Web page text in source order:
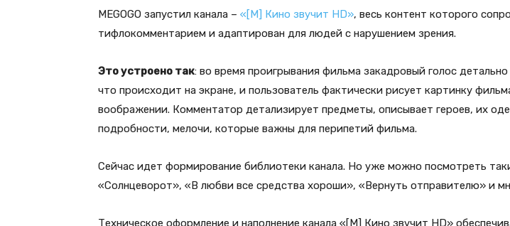
MEGOGO запустил канала – «[M] Кино звучит HD», весь контент которого
тифлокомментарием и адаптирован для людей с нарушением зрения.
Это устроено так: во время проигрывания фильма закадровый голос детально
что происходит на экране, и пользователь фактически рисует картинку
воображении. Комментатор детализирует предметы, описывает героев, их
подробности, мелочи, которые важны для перипетий фильма.
Сейчас идет формирование библиотеки канала. Но уже можно посмотреть
«Солнцеворот», «В любви все средства хороши», «Вернуть отправителю» и
Техническое оформление и наполнение канала «[M] Кино звучит HD»